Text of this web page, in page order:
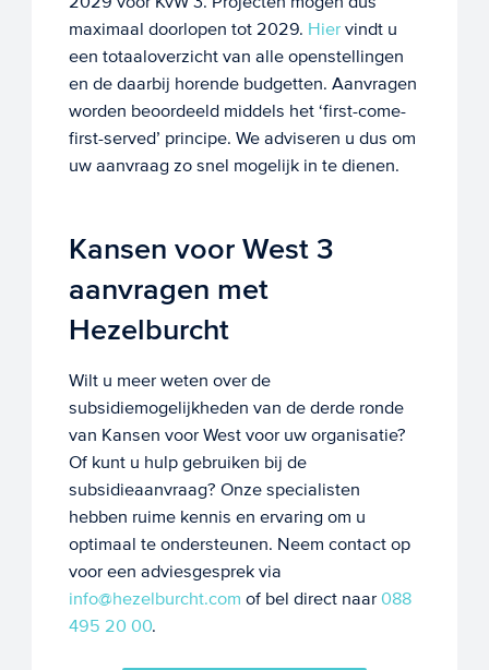
maximaal doorlopen tot 2029. Hiervindt u
een totaaloverzicht van alle openstellingen
en de daarbij horende budgetten. Aanvragen
worden beoordeeld middels het ‘first-come-
first-served’ principe. We adviseren u dus om
uw aanvraag zo snel mogelijk in te dienen.
Kansen voor West 3
aanvragen met
Hezelburcht
Wilt u meer weten over de
subsidiemogelijkheden van de derde ronde
van Kansen voor West voor uw organisatie?
Of kunt u hulp gebruiken bij de
subsidieaanvraag? Onze specialisten
hebben ruime kennis en ervaring om u
optimaal te ondersteunen. Neem contact op
voor een adviesgesprek via
info@hezelburcht.com of bel direct naar 088
495 20 00.